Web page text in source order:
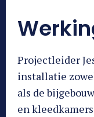
Projectleider
installatie
als de
en